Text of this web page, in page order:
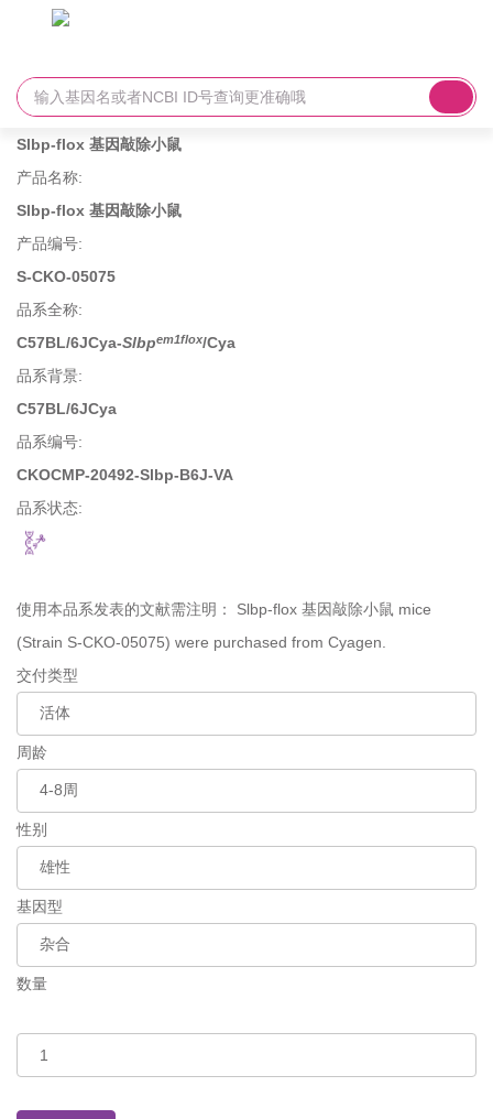
Slbp-flox 基因敲除小鼠
产品名称:
Slbp-flox 基因敲除小鼠
产品编号:
S-CKO-05075
品系全称:
C57BL/6JCya-Slbpem1flox/Cya
品系背景:
C57BL/6JCya
品系编号:
CKOCMP-20492-Slbp-B6J-VA
品系状态:
使用本品系发表的文献需注明： Slbp-flox 基因敲除小鼠 mice
(Strain S-CKO-05075) were purchased from Cyagen.
交付类型
周龄
性别
基因型
数量